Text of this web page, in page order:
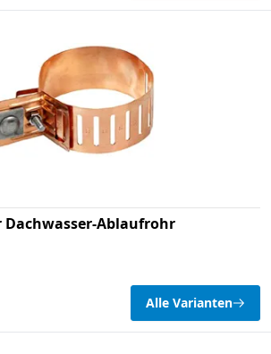
Ablaufrohr
Alle Varianten